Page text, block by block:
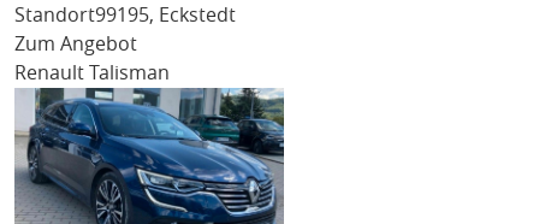
Standort99195, Eckstedt
Zum Angebot
Renault Talisman